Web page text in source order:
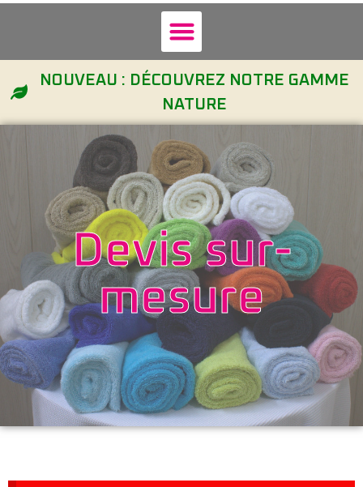
NOUVEAU : DÉCOUVREZ NOTRE GAMME
NATURE
Devis sur-
mesure